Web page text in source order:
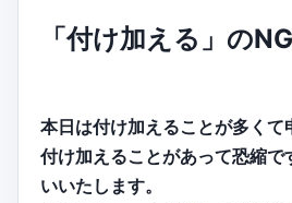
「付け加える」の
本日は付け加えることが多くて
付け加えることがあって恐縮で
いいたします。